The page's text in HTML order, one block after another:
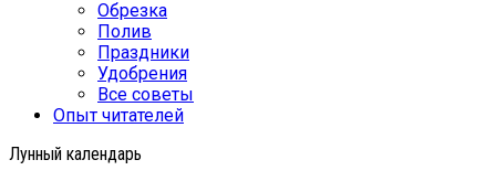
Обрезка
Полив
Праздники
Удобрения
Все советы
Опыт читателей
Лунный календарь